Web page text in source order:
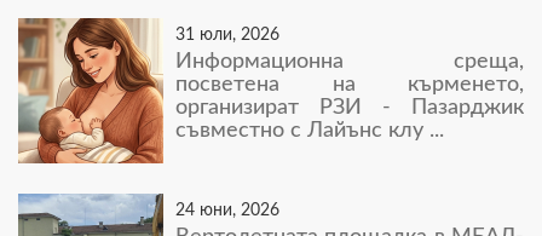
31 юли, 2026
Информационна среща,
посветена на кърменето,
организират РЗИ - Пазарджик
съвместно с Лайънс клу ...
24 юни, 2026